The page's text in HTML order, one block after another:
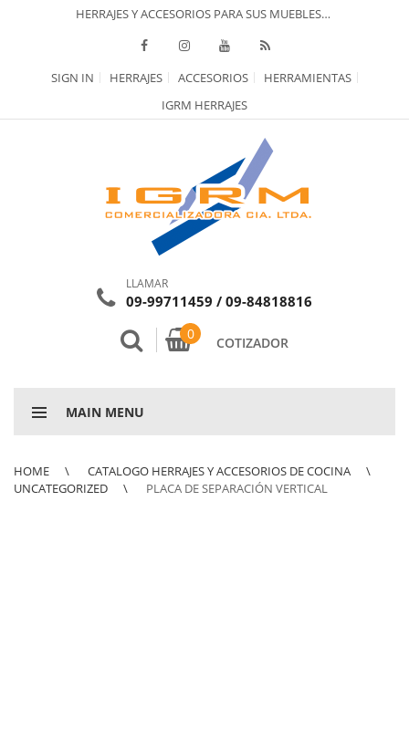
HERRAJES Y ACCESORIOS PARA SUS MUEBLES…
SIGN IN HERRAJES ACCESORIOS
HERRAMIENTAS
IGRM HERRAJES
LLAMAR
09-99711459 / 09-84818816
0
COTIZADOR
MAIN MENU
HOME
CATALOGO HERRAJES Y ACCESORIOS DE COCINA
UNCATEGORIZED
PLACA DE SEPARACIÓN VERTICAL